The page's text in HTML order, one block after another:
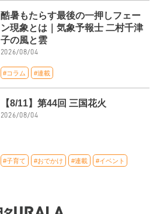
酷暑もたらす最後の一押しフェー
ン現象とは｜気象予報士 二村千津
子の風と雲
2026/08/04
#コラム #連載
【8/11】第44回 三国花火
2026/08/04
#子育て #おでかけ #連載 #イベント